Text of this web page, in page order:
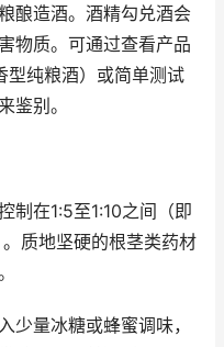
酿造酒。酒精勾兑酒会
物质。可通过查看产品
型纯粮酒）或简单测试
鉴别。
制在1:5至1:10之间（即
质地坚硬的根茎类药材
少量冰糖或蜂蜜调味，